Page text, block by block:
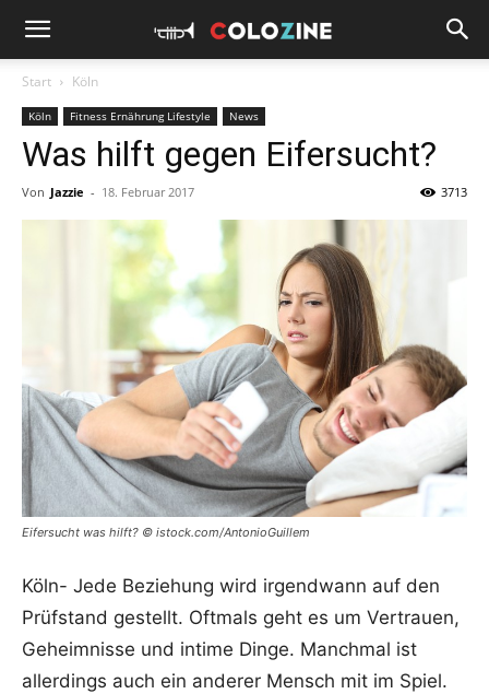
Start Köln
Köln Fitness Ernährung Lifestyle News
Was hilft gegen Eifersucht?
Von Jazzie - 18. Februar 2017 3713
Eifersucht was hilft? © istock.com/AntonioGuillem
Köln- Jede Beziehung wird irgendwann auf den
Prüfstand gestellt. Oftmals geht es um Vertrauen,
Geheimnisse und intime Dinge. Manchmal ist
allerdings auch ein anderer Mensch mit im Spiel.